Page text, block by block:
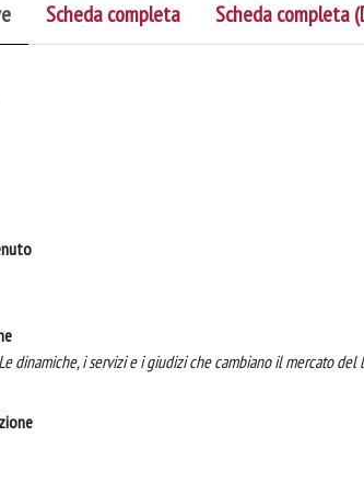
Scheda completa Scheda completa
dinamiche, i servizi e i giudizi che cambiano il mercato del